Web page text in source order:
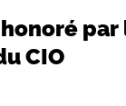
par
CIO